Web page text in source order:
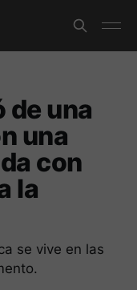
de una
una
con
la
se vive en las